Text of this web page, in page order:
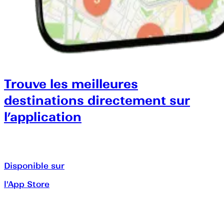
Trouve les meilleures
destinations directement sur
l’application
Disponible sur
l'App Store